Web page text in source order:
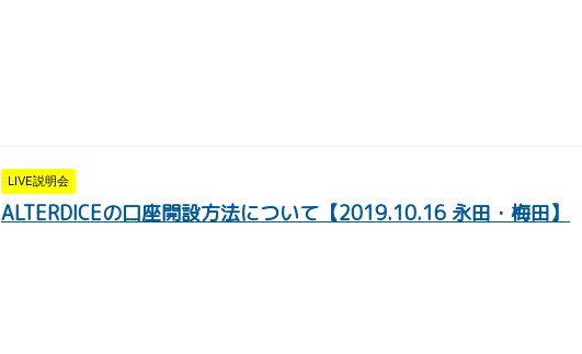
LIVE説明会
ALTERDICEの口座開設方法について【2019.10.16 永田・梅田】